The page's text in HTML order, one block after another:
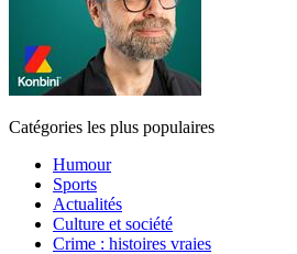
Catégories les plus populaires
Humour
Sports
Actualités
Culture et société
Crime : histoires vraies